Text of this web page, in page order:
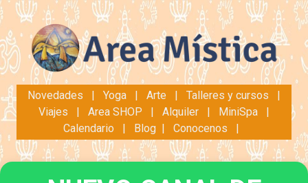
Novedades | Yoga | Arte | Talleres y cursos |
Viajes | Area SHOP | Alquiler | MiniSpa |
Calendario | Blog | Conocenos |